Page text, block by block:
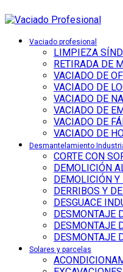
Vaciado profesional
LIMPIEZA
RETIRADA DE
VACIADO DE
VACIADO DE
VACIADO DE
VACIADO DE
VACIADO DE
VACIADO DE
Desmantelamiento
CORTE CON
DEMOLICIÓN
DEMOLICIÓN
DERRIBOS Y
DESGUACE
DESMONTAJE
DESMONTAJE
DESMONTAJE
Solares y parcelas